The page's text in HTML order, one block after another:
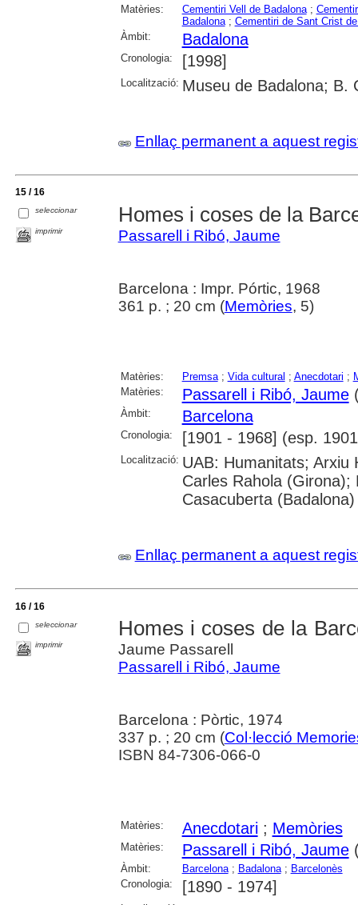
Matèries: Cementiri Vell de Badalona;
Badalona; Cementiri de Sant Crist
Àmbit:
Badalona
Cronologia: [1998]
Localització: Museu de Badalona; B.
Enllaç permanent a aquest
15 / 16
seleccionar
imprimir
Homes i coses de la
Passarell i Ribó, Jaume
Barcelona : Impr. Pórtic, 1968
361 p. ; 20 cm (Memòries, 5)
Matèries: Premsa; Vida cultural ; Anecdotari ;
Matèries:
Passarell i Ribó, Jaume
Àmbit: Barcelona
Cronologia: [1901 - 1968] (esp.
Localització: UAB: Humanitats; Arxiu
Carles Rahola (Girona);
Casacuberta (Badalona)
Enllaç permanent a aquest
16 / 16
seleccionar
imprimir
Homes i coses de la
Jaume Passarell
Passarell i Ribó, Jaume
Barcelona : Pòrtic, 1974
337 p. ; 20 cm (Col·lecció
ISBN 84-7306-066-0
Matèries: Anecdotari; Memòries
Matèries: Passarell i Ribó, Jaume
Àmbit: Barcelona; Badalona; Barcelonès
Cronologia:
[1890 - 1974]